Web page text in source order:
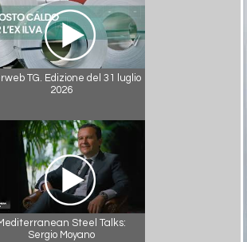
TG. Edizione del 31 luglio
2026
Steel Talks:
Sergio Moyano